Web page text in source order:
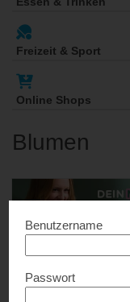
Freizeit & Sport
Online Shops
Blumen
Benutzername
Passwort